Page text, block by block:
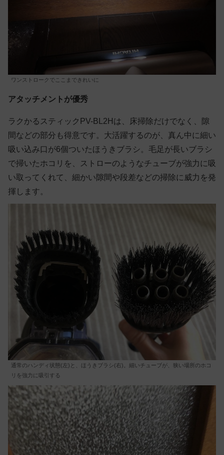
ワンストロークでここまできれいに
アタッチメントが優秀
ラクかるスティックPV-BL2Hは、床掃除だけでなく、隙
間などの部分も得意です。大活躍するのが、真ん中に細い
吸い込み口が6個ついたほうきブラシ。毛足が長いブラシ
で掃いたホコリを、ストローのようなチューブが強力に吸
い取ってくれて、細かい隙間や段差などの掃除に威力を発
揮します。
通常のハンディ状態(左)と、ほうきブラシ(右)。細いチューブが、狭い場所のホコ
リを強力に吸引する